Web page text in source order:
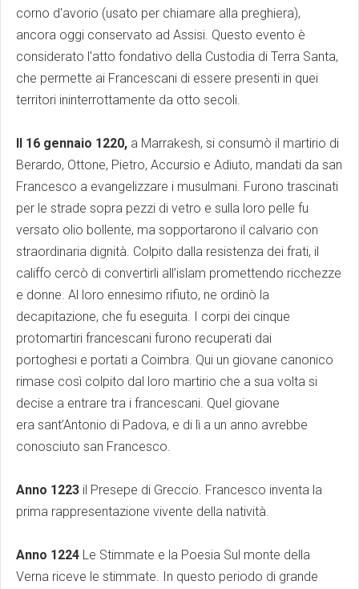
corno d'avorio (usato per chiamare alla preghiera),
ancora oggi conservato ad Assisi. Questo evento è
considerato l'atto fondativo della Custodia di Terra Santa,
che permette ai Francescani di essere presenti in quei
territori ininterrottamente da otto secoli.
Il 16 gennaio 1220, a Marrakesh, si consumò il martirio di
Berardo, Ottone, Pietro, Accursio e Adiuto, mandati da san
Francesco a evangelizzare i musulmani. Furono trascinati
per le strade sopra pezzi di vetro e sulla loro pelle fu
versato olio bollente, ma sopportarono il calvario con
straordinaria dignità. Colpito dalla resistenza dei frati, il
califfo cercò di convertirli all’islam promettendo ricchezze
e donne. Al loro ennesimo rifiuto, ne ordinò la
decapitazione, che fu eseguita. I corpi dei cinque
protomartiri francescani furono recuperati dai
portoghesi e portati a Coimbra. Qui un giovane canonico
rimase così colpito dal loro martirio che a sua volta si
decise a entrare tra i francescani. Quel giovane
era sant’Antonio di Padova, e di lì a un anno avrebbe
conosciuto san Francesco.
Anno 1223 il Presepe di Greccio. Francesco inventa la
prima rappresentazione vivente della natività.
Anno 1224 Le Stimmate e la Poesia Sul monte della
Verna riceve le stimmate. In questo periodo di grande